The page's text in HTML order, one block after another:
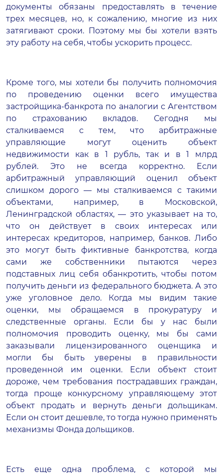
документы обязаны предоставлять в течение
трех месяцев, но, к сожалению, многие из них
затягивают сроки. Поэтому мы бы хотели взять
эту работу на себя, чтобы ускорить процесс.
Кроме того, мы хотели бы получить полномочия
по проведению оценки всего имущества
застройщика-банкрота по аналогии с Агентством
по страхованию вкладов. Сегодня мы
сталкиваемся с тем, что арбитражные
управляющие могут оценить объект
недвижимости как в 1 рубль, так и в 1 млрд
рублей. Это не всегда корректно. Если
арбитражный управляющий оценил объект
слишком дорого — мы сталкиваемся с такими
объектами, например, в Московской,
Ленинградской областях, — это указывает на то,
что он действует в своих интересах или
интересах кредиторов, например, банков. Либо
это могут быть фиктивные банкротства, когда
сами же собственники пытаются через
подставных лиц себя обанкротить, чтобы потом
получить деньги из федерального бюджета. А это
уже уголовное дело. Когда мы видим такие
оценки, мы обращаемся в прокуратуру и
следственные органы. Если бы у нас были
полномочия проводить оценку, мы бы сами
заказывали лицензированного оценщика и
могли бы быть уверены в правильности
проведенной им оценки. Если объект стоит
дороже, чем требования пострадавших граждан,
тогда проще конкурсному управляющему этот
объект продать и вернуть деньги дольщикам.
Если он стоит дешевле, то тогда нужно применять
механизмы Фонда дольщиков.
Есть еще одна проблема, с которой мы